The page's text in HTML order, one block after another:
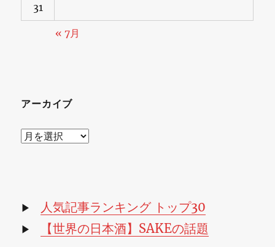
31
« 7月
アーカイブ
ア
ブ
▶ 人気記事ランキング トップ30
▶ 【世界の日本酒】SAKEの話題